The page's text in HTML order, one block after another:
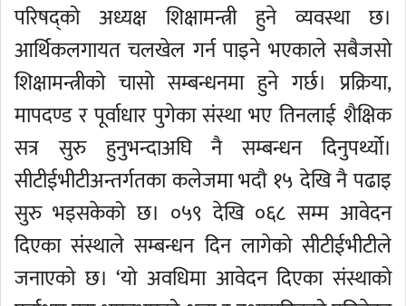
परिषद्को अध्यक्ष शिक्षामन्त्री हुने व्यवस्था छ।
आर्थिकलगायत चलखेल गर्न पाइने भएकाले सबैजसो
शिक्षामन्त्रीको चासो सम्बन्धनमा हुने गर्छ। प्रक्रिया,
मापदण्ड र पूर्वाधार पुगेका संस्था भए तिनलाई शैक्षिक
सत्र सुरु हुनुभन्दाअघि नै सम्बन्धन दिनुपर्थ्यो।
सीटीईभीटीअन्तर्गतका कलेजमा भदौ १५ देखि नै पढाइ
सुरु भइसकेको छ। ०५९ देखि ०६८ सम्म आवेदन
दिएका संस्थाले सम्बन्धन दिन लागेको सीटीईभीटीले
जनाएको छ। ‘यो अवधिमा आवेदन दिएका संस्थाको